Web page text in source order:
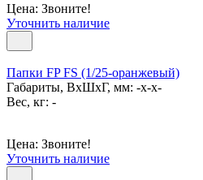
Цена: Звоните!
Уточнить наличие
Папки FP FS (1/25-оранжевый)
Габариты, ВxШxГ, мм: -x-x-
Вес, кг: -
Цена: Звоните!
Уточнить наличие